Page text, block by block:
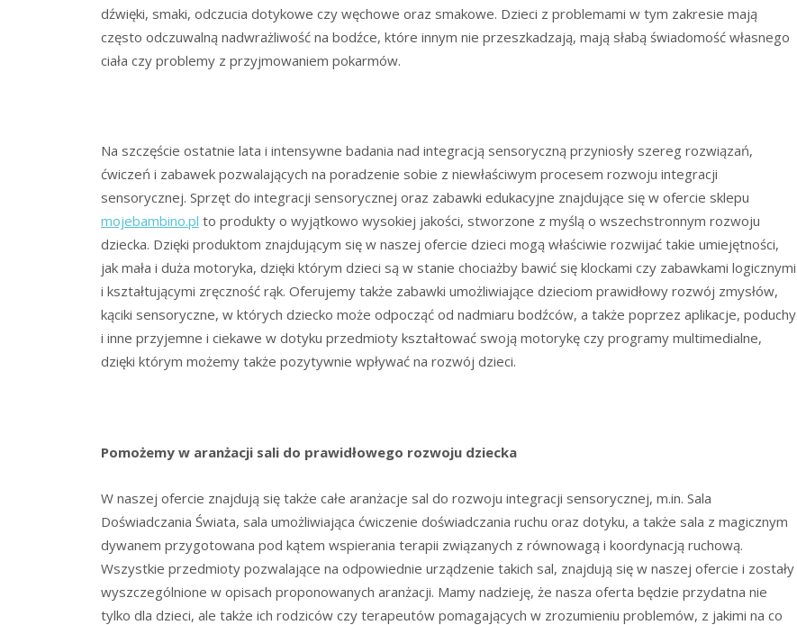
dźwięki, smaki, odczucia dotykowe czy węchowe oraz smakowe. Dzieci z problemami w tym zakresie mają
często odczuwalną nadwrażliwość na bodźce, które innym nie przeszkadzają, mają słabą świadomość własnego
ciała czy problemy z przyjmowaniem pokarmów.
Na szczęście ostatnie lata i intensywne badania nad integracją sensoryczną przyniosły szereg rozwiązań,
ćwiczeń i zabawek pozwalających na poradzenie sobie z niewłaściwym procesem rozwoju integracji
sensorycznej. Sprzęt do integracji sensorycznej oraz zabawki edukacyjne znajdujące się w ofercie sklepu
mojebambino.pl to produkty o wyjątkowo wysokiej jakości, stworzone z myślą o wszechstronnym rozwoju
dziecka. Dzięki produktom znajdującym się w naszej ofercie dzieci mogą właściwie rozwijać takie umiejętności,
jak mała i duża motoryka, dzięki którym dzieci są w stanie chociażby bawić się klockami czy zabawkami logicznymi
i kształtującymi zręczność rąk. Oferujemy także zabawki umożliwiające dzieciom prawidłowy rozwój zmysłów,
kąciki sensoryczne, w których dziecko może odpocząć od nadmiaru bodźców, a także poprzez aplikacje, poduchy
i inne przyjemne i ciekawe w dotyku przedmioty kształtować swoją motorykę czy programy multimedialne,
dzięki którym możemy także pozytywnie wpływać na rozwój dzieci.
Pomożemy w aranżacji sali do prawidłowego rozwoju dziecka
W naszej ofercie znajdują się także całe aranżacje sal do rozwoju integracji sensorycznej, m.in. Sala
Doświadczania Świata, sala umożliwiająca ćwiczenie doświadczania ruchu oraz dotyku, a także sala z magicznym
dywanem przygotowana pod kątem wspierania terapii związanych z równowagą i koordynacją ruchową.
Wszystkie przedmioty pozwalające na odpowiednie urządzenie takich sal, znajdują się w naszej ofercie i zostały
wyszczególnione w opisach proponowanych aranżacji. Mamy nadzieję, że nasza oferta będzie przydatna nie
tylko dla dzieci, ale także ich rodziców czy terapeutów pomagających w zrozumieniu problemów, z jakimi na co